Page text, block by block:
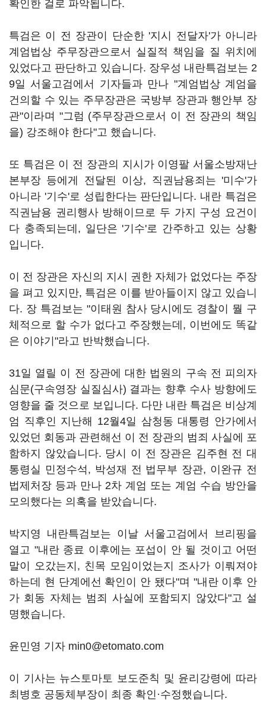
확인한 걸로 파악됩니다.
특검은 이 전 장관이 단순한 '지시 전달자'가 아니라
계엄법상 주무장관으로서 실질적 책임을 질 위치에
있었다고 판단하고 있습니다. 장우성 내란특검보는 2
9일 서울고검에서 기자들과 만나 "계엄법상 계엄을
건의할 수 있는 주무장관은 국방부 장관과 행안부 장
관"이라며 "그럼 (주무장관으로서 이 전 장관의 책임
을) 강조해야 한다"고 했습니다.
또 특검은 이 전 장관의 지시가 이영팔 서울소방재난
본부장 등에게 전달된 이상, 직권남용죄는 '미수'가
아니라 '기수'로 성립한다는 판단입니다. 내란 특검은
직권남용 권리행사 방해이므로 두 가지 구성 요건이
다 충족되는데, 일단은 '기수'로 간주하고 있는 상황
입니다.
이 전 장관은 자신의 지시 권한 자체가 없었다는 주장
을 펴고 있지만, 특검은 이를 받아들이지 않고 있습니
다. 장 특검보는 "이태원 참사 당시에도 경찰이 뭘 구
체적으로 할 수가 없다고 주장했는데, 이번에도 똑같
은 이야기"라고 반박했습니다.
31일 열릴 이 전 장관에 대한 법원의 구속 전 피의자
심문(구속영장 실질심사) 결과는 향후 수사 방향에도
영향을 줄 것으로 보입니다. 다만 내란 특검은 비상계
엄 직후인 지난해 12월4일 삼청동 대통령 안가에서
있었던 회동과 관련해선 이 전 장관의 범죄 사실에 포
함하지 않았습니다. 당시 이 전 장관은 김주현 전 대
통령실 민정수석, 박성재 전 법무부 장관, 이완규 전
법제처장 등과 만나 2차 계엄 또는 계엄 수습 방안을
모의했다는 의혹을 받았습니다.
박지영 내란특검보는 이날 서울고검에서 브리핑을
열고 "내란 종료 이후에는 포섭이 안 될 것이고 어떤
말이 오갔는지, 친목 모임이었는지 조사가 이뤄져야
하는데 현 단계에선 확인이 안 됐다"며 "내란 이후 안
가 회동 자체는 범죄 사실에 포함되지 않았다"고 설
명했습니다.
윤민영 기자 min0@etomato.com
이 기사는 뉴스토마토 보도준칙 및 윤리강령에 따라
최병호 공동체부장이 최종 확인·수정했습니다.